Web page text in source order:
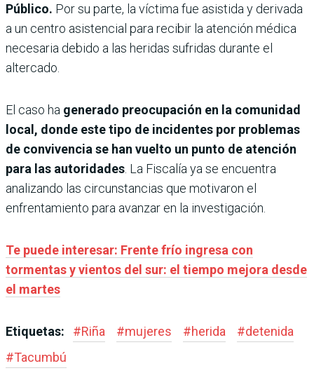
Público. Por su parte, la víctima fue asistida y derivada
a un centro asistencial para recibir la atención médica
necesaria debido a las heridas sufridas durante el
altercado.
El caso ha generado preocupación en la comunidad
local, donde este tipo de incidentes por problemas
de convivencia se han vuelto un punto de atención
para las autoridades . La Fiscalía ya se encuentra
analizando las circunstancias que motivaron el
enfrentamiento para avanzar en la investigación.
Te puede interesar: Frente frío ingresa con
tormentas y vientos del sur: el tiempo mejora desde
el martes
Etiquetas: #Riña #mujeres #herida #detenida
#Tacumbú